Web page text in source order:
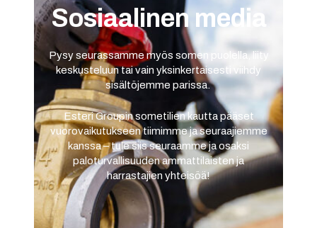
Sosiaalinen media
Pysy seurassamme myös somen puolella, liity
keskusteluun tai vain yksinkertaisesti viihdy
sisältöjemme parissa.
Esteri Groupin sometilien kautta pääset
vuorovaikutukseen tiimimme ja seuraajiemme
kanssa – tule siis seuraamme ja osaksi
paloturvallisuuden ammattilaisten ja
harrastajien yhteisöä!